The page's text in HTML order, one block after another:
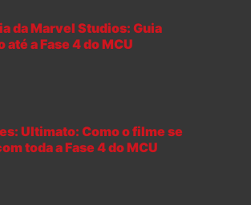
da Marvel Studios: Guia
até a Fase 4 do MCU
Ultimato: Como o filme se
toda a Fase 4 do MCU